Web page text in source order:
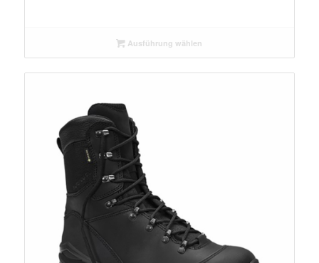
Ausführung wählen